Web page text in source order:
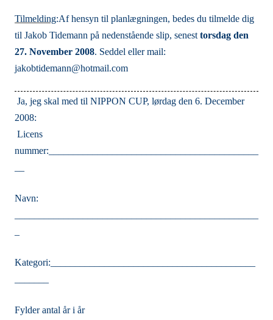
Tilmelding:Af hensyn til planlægningen, bedes du tilmelde dig
til Jakob Tidemann på nedenstående slip, senest torsdag den
27. November 2008. Seddel eller mail:
jakobtidemann@hotmail.com
Ja, jeg skal med til NIPPON CUP, lørdag den 6. December
2008:
Licens
nummer:___________________________________________
Navn:
Kategori:__________________________________________
Fylder antal år i år